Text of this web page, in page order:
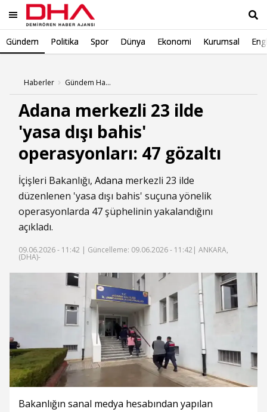
Gündem Politika Spor Dünya Ekonomi Kurumsal
Haberler Gündem Haberleri
Adana merkezli 23 ilde
'yasa dışı bahis'
operasyonları: 47 gözaltı
İçişleri Bakanlığı, Adana merkezli 23 ilde
düzenlenen 'yasa dışı bahis' suçuna yönelik
operasyonlarda 47 şüphelinin yakalandığını
açıkladı.
09.06.2026 - 11:42 | Güncelleme: 09.06.2026 - 11:42 | ANKARA,
(DHA)-
Bakanlığın sanal medya hesabından yapılan